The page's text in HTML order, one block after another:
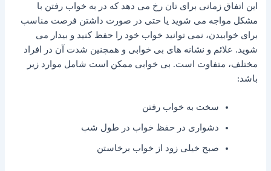
این اتفاق زمانی برای تان رخ می دهد که در به خواب رفتن با
مشکل مواجه می شوید یا حتی در صورت داشتن فرصت مناسب
برای خوابیدن، نمی توانید خواب خود را حفظ کنید و بیدار می
شوید. علائم و نشانه های بی خوابی و همچنین شدت آن در افراد
مختلف، متفاوت است. بی خوابی ممکن است شامل موارد زیر
باشد:
سخت به خواب رفتن
دشواری در حفظ خواب در طول شب
صبح خیلی زود از خواب برخاستن